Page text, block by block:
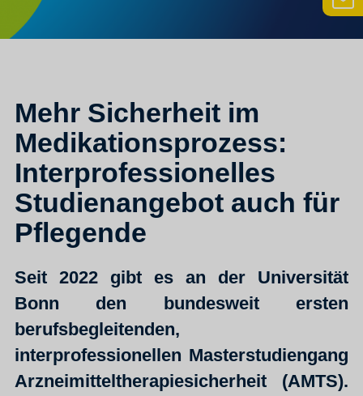
Mehr Sicherheit im
Medikationsprozess:
Interprofessionelles
Studienangebot auch für
Pflegende
Seit 2022 gibt es an der Universität
Bonn den bundesweit ersten
berufsbegleitenden,
interprofessionellen Masterstudiengang
Arzneimitteltherapiesicherheit (AMTS).